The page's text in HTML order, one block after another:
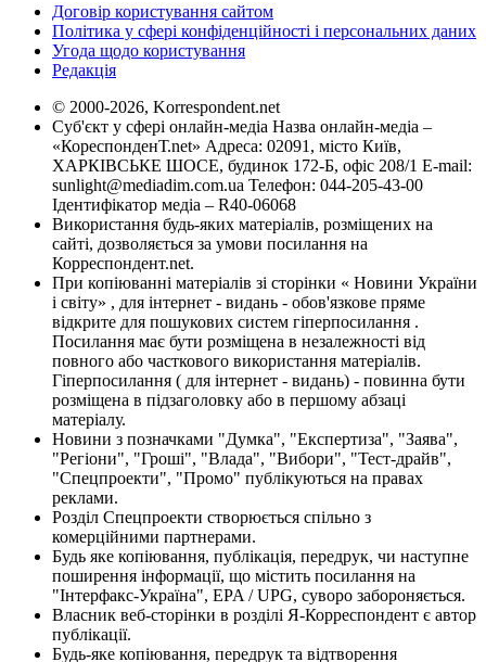
Договір користування сайтом
Політика у сфері конфіденційності і персональних даних
Угода щодо користування
Редакція
© 2000-2026, Korrespondent.net
Суб'єкт у сфері онлайн-медіа Назва онлайн-медіа –
«КореспонденТ.net» Адреса: 02091, місто Київ,
ХАРКІВСЬКЕ ШОСЕ, будинок 172-Б, офіс 208/1 E-mail:
sunlight@mediadim.com.ua Телефон: 044-205-43-00
Ідентифікатор медіа – R40-06068
Використання будь-яких матеріалів, розміщених на
сайті, дозволяється за умови посилання на
Корреспондент.net.
При копіюванні матеріалів зі сторінки « Новини України
і світу» , для інтернет - видань - обов'язкове пряме
відкрите для пошукових систем гіперпосилання .
Посилання має бути розміщена в незалежності від
повного або часткового використання матеріалів.
Гіперпосилання ( для інтернет - видань) - повинна бути
розміщена в підзаголовку або в першому абзаці
матеріалу.
Новини з позначками "Думка", "Експертиза", "Заява",
"Регіони", "Гроші", "Влада", "Вибори", "Тест-драйв",
"Спецпроекти", "Промо" публікуються на правах
реклами.
Розділ Спецпроекти створюється спільно з
комерційними партнерами.
Будь яке копіювання, публікація, передрук, чи наступне
поширення інформації, що містить посилання на
"Інтерфакс-Україна", EPA / UPG, суворо забороняється.
Власник веб-сторінки в розділі Я-Корреспондент є автор
публікації.
Будь-яке копіювання, передрук та відтворення